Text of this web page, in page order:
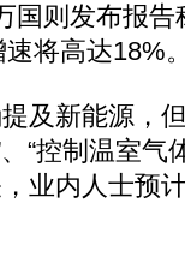
国则发布报
速将高达18%
新能源，但
“控制温室气
业内人士预